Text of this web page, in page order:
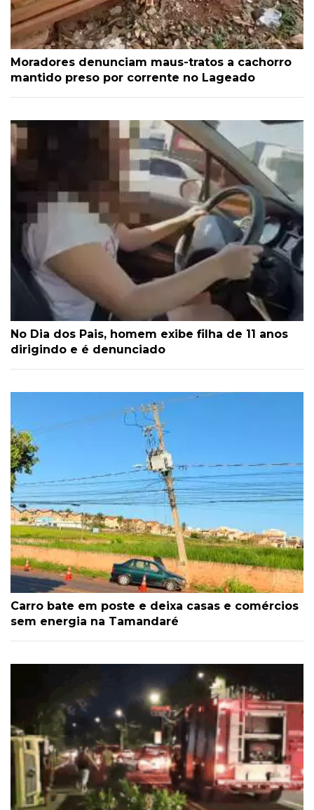
Moradores denunciam maus-tratos a cachorro
mantido preso por corrente no Lageado
No Dia dos Pais, homem exibe filha de 11 anos
dirigindo e é denunciado
Carro bate em poste e deixa casas e comércios
sem energia na Tamandaré